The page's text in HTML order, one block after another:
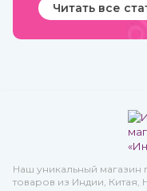
Читать все
Наш уникальный магазин
товаров из Индии, Китая,